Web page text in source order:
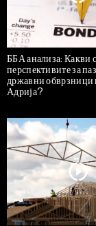
ББА анализа: Какви
перспективите за
државни обврзници
Адрија?